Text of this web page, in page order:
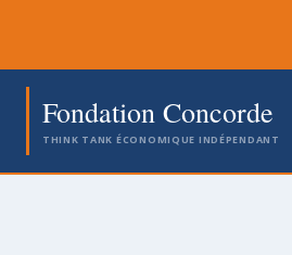
contenu
Fondation Concorde
THINK TANK ÉCONOMIQUE INDÉPENDANT